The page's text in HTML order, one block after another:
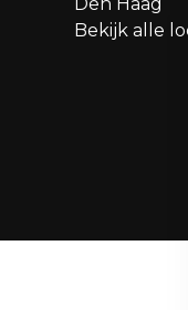
Den Haag
Bekijk alle